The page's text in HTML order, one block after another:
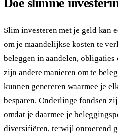
Doe slimme
Slim investeren met je geld kan
om je maandelijkse kosten te
beleggen in aandelen, obligaties
zijn andere manieren om te
kunnen genereren waarmee je
besparen. Onderlinge fondsen
omdat je daarmee je
diversifiëren, terwijl onroerend